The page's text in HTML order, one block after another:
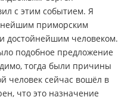
с этим событием. Я
приморским
достойнейшим человеком.
подобное предложение
тогда были причины
человек сейчас вошёл в
что это назначение